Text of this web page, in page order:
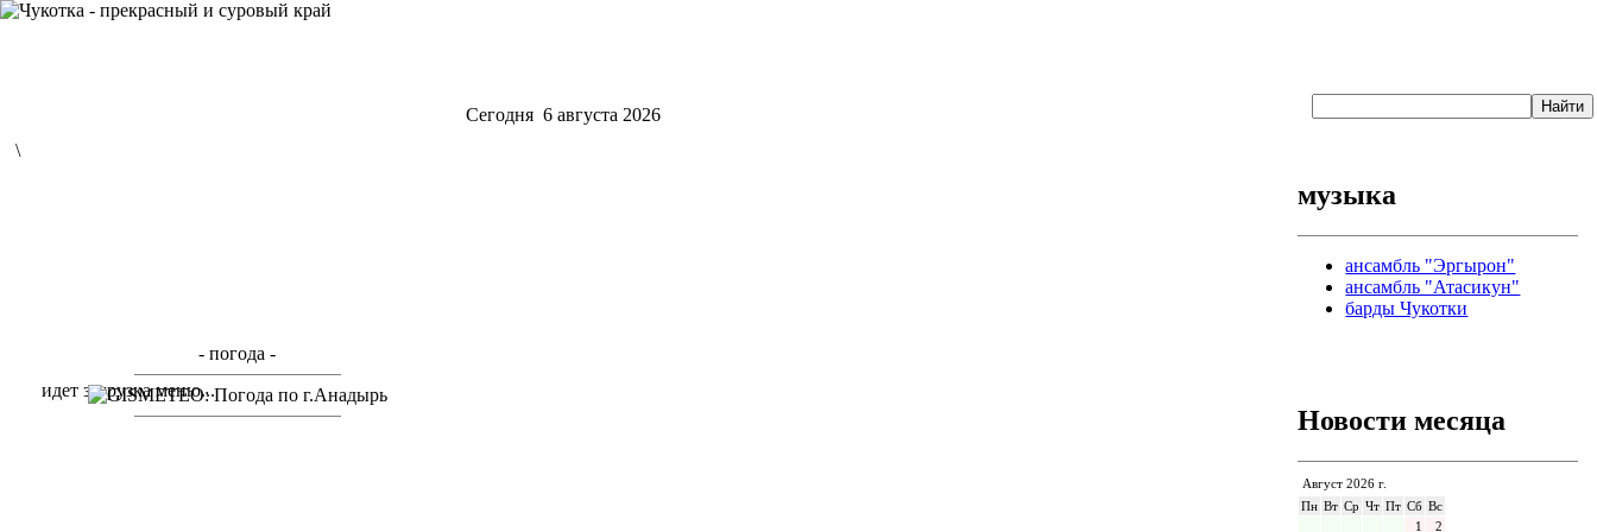
идет загрузка меню...
Cегодня 6 августа 2026
\
- погода -
музыка
ансамбль "Эргырон"
ансамбль "Атасикун"
барды Чукотки
Новости месяца
Август 2026 г.
Пн Вт Ср Чт Пт Сб Вс
1
2